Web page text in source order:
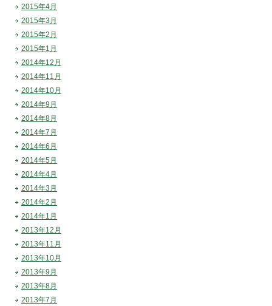
2015年4月
2015年3月
2015年2月
2015年1月
2014年12月
2014年11月
2014年10月
2014年9月
2014年8月
2014年7月
2014年6月
2014年5月
2014年4月
2014年3月
2014年2月
2014年1月
2013年12月
2013年11月
2013年10月
2013年9月
2013年8月
2013年7月